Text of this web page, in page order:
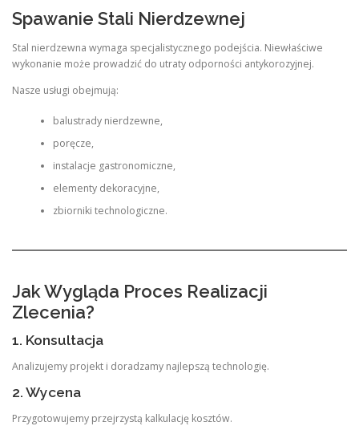
Spawanie Stali Nierdzewnej
Stal nierdzewna wymaga specjalistycznego podejścia. Niewłaściwe
wykonanie może prowadzić do utraty odporności antykorozyjnej.
Nasze usługi obejmują:
balustrady nierdzewne,
poręcze,
instalacje gastronomiczne,
elementy dekoracyjne,
zbiorniki technologiczne.
Jak Wygląda Proces Realizacji
Zlecenia?
1. Konsultacja
Analizujemy projekt i doradzamy najlepszą technologię.
2. Wycena
Przygotowujemy przejrzystą kalkulację kosztów.